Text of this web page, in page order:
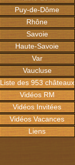
Puy-de-Dôme
Rhône
Savoie
Haute-Savoie
Var
Vaucluse
Liste des 953 châteaux
Vidéos RM
Vidéos Invitées
Vidéos Vacances
Liens